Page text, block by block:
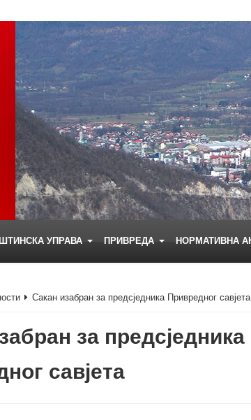
УПРАВА ПРИВРЕДА НОРМАТИВНА
Сакан изабран за предсједника Привредног савјета
за предсједника
савјета